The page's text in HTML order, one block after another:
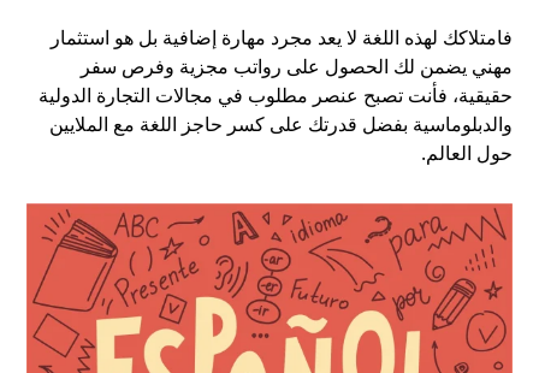
فامتلاكك لهذه اللغة لا يعد مجرد مهارة إضافية بل هو استثمار
مهني يضمن لك الحصول على رواتب مجزية وفرص سفر
حقيقية، فأنت تصبح عنصر مطلوب في مجالات التجارة الدولية
والدبلوماسية بفضل قدرتك على كسر حاجز اللغة مع الملايين
حول العالم.